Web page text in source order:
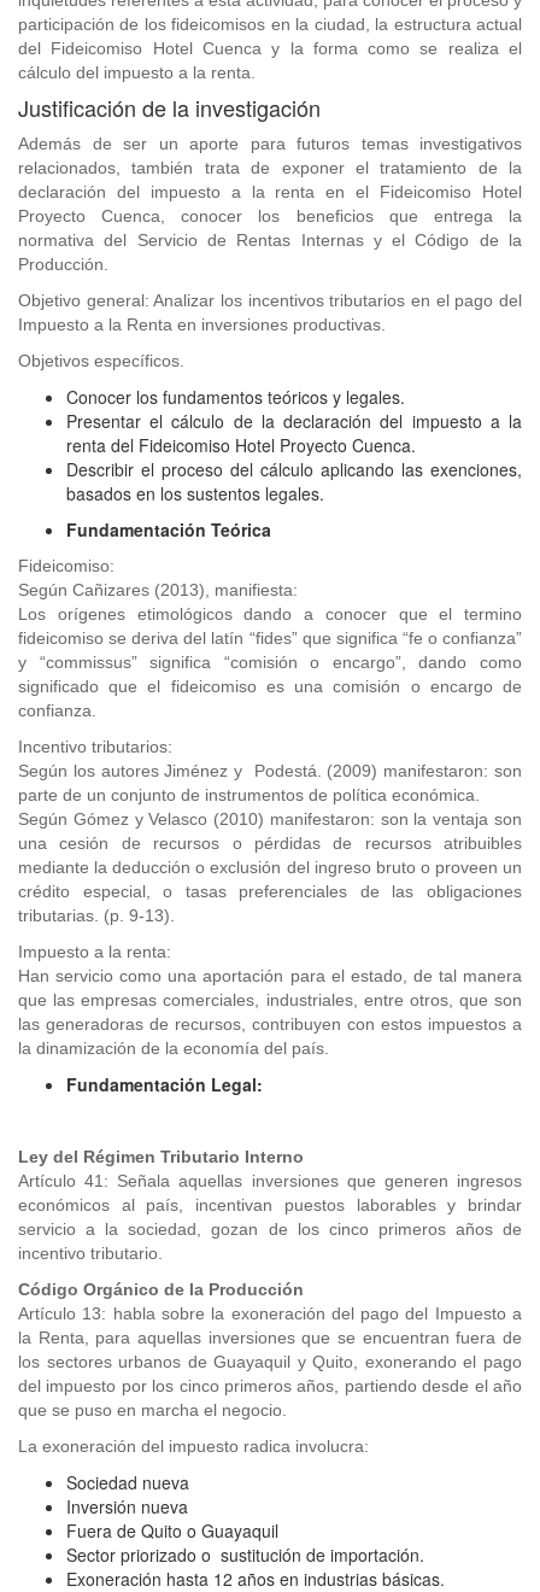
participación de los fideicomisos en la ciudad, la estructura actual
del Fideicomiso Hotel Cuenca y la forma como se realiza el
cálculo del impuesto a la renta.
Justificación de la investigación
Además de ser un aporte para futuros temas investigativos
relacionados, también trata de exponer el tratamiento de la
declaración del impuesto a la renta en el Fideicomiso Hotel
Proyecto Cuenca, conocer los beneficios que entrega la
normativa del Servicio de Rentas Internas y el Código de la
Producción.
Objetivo general: Analizar los incentivos tributarios en el pago del
Impuesto a la Renta en inversiones productivas.
Objetivos específicos.
Conocer los fundamentos teóricos y legales.
Presentar el cálculo de la declaración del impuesto a la
renta del Fideicomiso Hotel Proyecto Cuenca.
Describir el proceso del cálculo aplicando las exenciones,
basados en los sustentos legales.
Fundamentación Teórica
Fideicomiso:
Según Cañizares (2013), manifiesta:
Los orígenes etimológicos dando a conocer que el termino
fideicomiso se deriva del latín “fides” que significa “fe o confianza”
y “commissus” significa “comisión o encargo”, dando como
significado que el fideicomiso es una comisión o encargo de
confianza.
Incentivo tributarios:
Según los autores Jiménez y Podestá. (2009) manifestaron: son
parte de un conjunto de instrumentos de política económica.
Según Gómez y Velasco (2010) manifestaron: son la ventaja son
una cesión de recursos o pérdidas de recursos atribuibles
mediante la deducción o exclusión del ingreso bruto o proveen un
crédito especial, o tasas preferenciales de las obligaciones
tributarias. (p. 9-13).
Impuesto a la renta:
Han servicio como una aportación para el estado, de tal manera
que las empresas comerciales, industriales, entre otros, que son
las generadoras de recursos, contribuyen con estos impuestos a
la dinamización de la economía del país.
Fundamentación Legal:
Ley del Régimen Tributario Interno
Artículo 41: Señala aquellas inversiones que generen ingresos
económicos al país, incentivan puestos laborables y brindar
servicio a la sociedad, gozan de los cinco primeros años de
incentivo tributario.
Código Orgánico de la Producción
Artículo 13: habla sobre la exoneración del pago del Impuesto a
la Renta, para aquellas inversiones que se encuentran fuera de
los sectores urbanos de Guayaquil y Quito, exonerando el pago
del impuesto por los cinco primeros años, partiendo desde el año
que se puso en marcha el negocio.
La exoneración del impuesto radica involucra:
Sociedad nueva
Inversión nueva
Fuera de Quito o Guayaquil
Sector priorizado o sustitución de importación.
Exoneración hasta 12 años en industrias básicas.